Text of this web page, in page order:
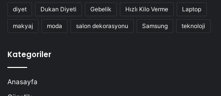
diyet Dukan Diyeti Gebelik Hızlı Kilo Verme Laptop
makyaj moda salon dekorasyonu Samsung teknoloji
Kategoriler
Anasayfa